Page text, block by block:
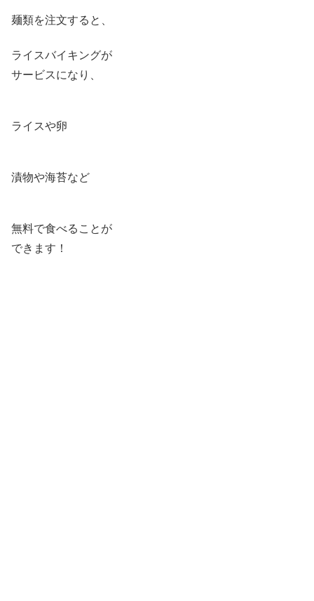
麺類を注文すると、
ライスバイキングが
サービスになり、
ライスや卵
漬物や海苔など
無料で食べることが
できます！